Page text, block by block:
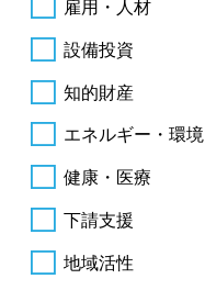
雇用・人材
設備投資
知的財産
エネルギー・環境
健康・医療
下請支援
地域活性